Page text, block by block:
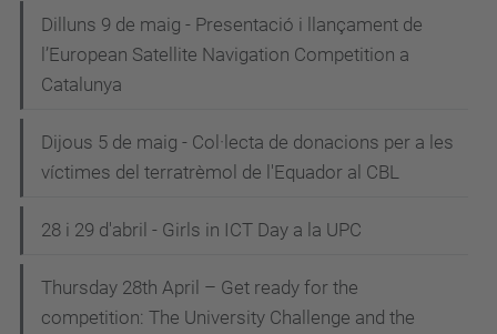
Dilluns 9 de maig - Presentació i llançament de
l’European Satellite Navigation Competition a
Catalunya
Dijous 5 de maig - Col·lecta de donacions per a les
víctimes del terratrèmol de l'Equador al CBL
28 i 29 d'abril - Girls in ICT Day a la UPC
Thursday 28th April – Get ready for the
competition: The University Challenge and the